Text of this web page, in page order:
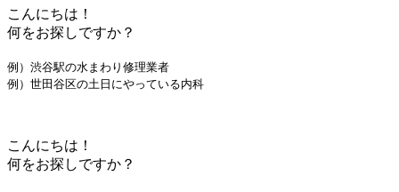
こんにちは！
何をお探しですか？
例）渋谷駅の水まわり修理業者
例）世田谷区の土日にやっている内科
こんにちは！
何をお探しですか？